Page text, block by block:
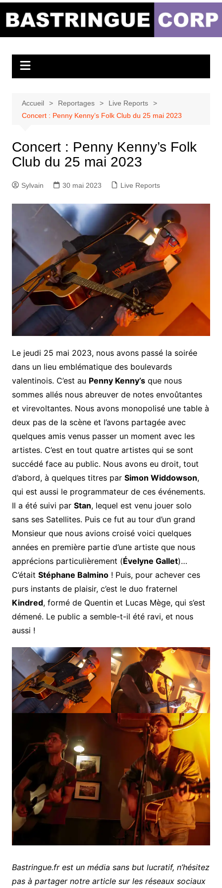
Bastringue Corp –
Musicales
Accueil Reportages
Live Reports
Concert : Penny Kenny’s Folk Club du 25 mai 2023
Concert : Penny Kenny’s Folk
Club du 25 mai 2023
Sylvain 30 mai 2023 Live Reports
Le jeudi 25 mai 2023, nous avons passé la soirée
dans un lieu emblématique des boulevards
valentinois. C’est au Penny Kenny’sque nous
sommes allés nous abreuver de notes envoûtantes
et virevoltantes. Nous avons monopolisé une table à
deux pas de la scène et l’avons partagée avec
quelques amis venus passer un moment avec les
artistes. C’est en tout quatre artistes qui se sont
succédé face au public. Nous avons eu droit, tout
d’abord, à quelques titres par Simon Widdowson,
qui est aussi le programmateur de ces événements.
Il a été suivi par Stan, lequel est venu jouer solo
sans ses Satellites. Puis ce fut au tour d’un grand
Monsieur que nous avions croisé voici quelques
années en première partie d’une artiste que nous
apprécions particulièrement (Évelyne Gallet)…
C’était Stéphane Balmino! Puis, pour achever ces
purs instants de plaisir, c’est le duo fraternel
Kindred, formé de Quentin et Lucas Mège, qui s’est
démené. Le public a semble-t-il été ravi, et nous
aussi !
Bastringue.fr est un média sans but lucratif, n’hésitez
pas à partager notre article sur les réseaux sociaux